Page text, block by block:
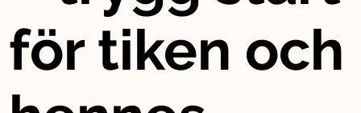
för tiken och